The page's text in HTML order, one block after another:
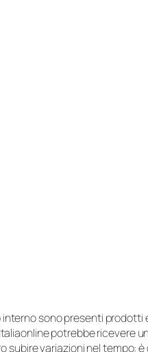
sono presenti prodotti
potrebbe ricevere
variazioni nel tempo: